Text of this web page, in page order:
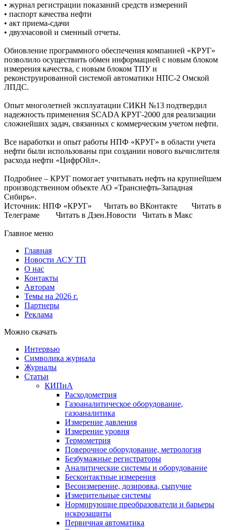
• журнал регистрации показаний средств измерений
• паспорт качества нефти
• акт приема-сдачи
• двухчасовой и сменный отчеты.
Обновление программного обеспечения компанией «КРУГ»
позволило осуществить обмен информацией с новым блоком
измерения качества, с новым блоком ТПУ и
реконструированной системой автоматики НПС-2 Омской
ЛПДС.
Опыт многолетней эксплуатации СИКН №13 подтвердил
надежность применения SCADA КРУГ-2000 для реализации
сложнейших задач, связанных с коммерческим учетом нефти.
Все наработки и опыт работы НПФ «КРУГ» в области учета
нефти были использованы при создании нового вычислителя
расхода нефти «ЦифрОйл».
Подробнее – КРУГ помогает учитывать нефть на крупнейшем
производственном объекте АО «Транснефть-Западная
Сибирь».
Источник: НПФ «КРУГ» Читать во ВКонтакте Читать в
Телеграме Читать в Дзен.Новости Читать в Макс
Главное меню
Главная
Новости АСУ ТП
О нас
Контакты
Авторам
Темы на 2026 г.
Партнеры
Реклама
Можно скачать
Интервью
Символика журнала
Журналы
Статьи
КИПиА
Расходометрия
Газоаналитическое оборудование,
газоаналитика
Измерение давления
Измерение уровня
Термометрия
Поверочное оборудование, метрология
Безбумажные регистраторы
Аналитические системы и оборудование
Бесконтактные измерения
Весоизмерение, дозировка, сыпучие
Измерительные системы
Нормирующие преобразователи и барьеры
искрозащиты
Первичная автоматика